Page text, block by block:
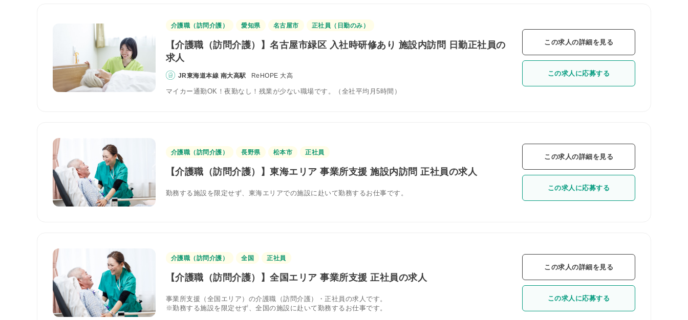
介護職（訪問介護） 愛知県 名古屋市 正社員（日勤のみ）
【介護職（訪問介護）】名古屋市緑区 入社時研修あり 施設内訪問 日勤正社員の
求人
JR東海道本線 南大高駅 ReHOPE 大高
マイカー通勤OK！夜勤なし！残業が少ない職場です。（全社平均月5時間）
この求人の詳細を見る
この求人に応募する
介護職（訪問介護） 長野県 松本市 正社員
【介護職（訪問介護）】東海エリア 事業所支援 施設内訪問 正社員の求人
勤務する施設を限定せず、東海エリアでの施設に赴いて勤務するお仕事です。
この求人の詳細を見る
この求人に応募する
介護職（訪問介護） 全国 正社員
【介護職（訪問介護）】全国エリア 事業所支援 正社員の求人
事業所支援（全国エリア）の介護職（訪問介護）・正社員の求人です。
※勤務する施設を限定せず、全国の施設に赴いて勤務するお仕事です。
この求人の詳細を見る
この求人に応募する